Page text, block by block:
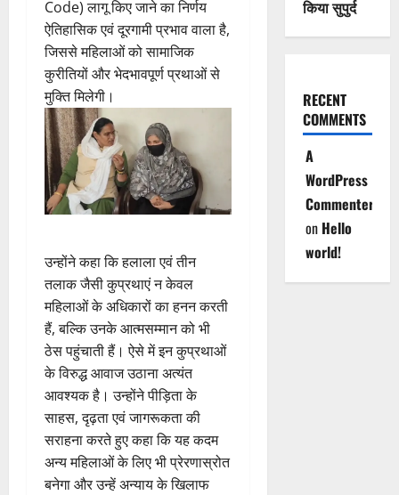
Code) लागू किए जाने का निर्णय
ऐतिहासिक एवं दूरगामी प्रभाव वाला है,
जिससे महिलाओं को सामाजिक
कुरीतियों और भेदभावपूर्ण प्रथाओं से
मुक्ति मिलेगी।
उन्होंने कहा कि हलाला एवं तीन
तलाक जैसी कुप्रथाएं न केवल
महिलाओं के अधिकारों का हनन करती
हैं, बल्कि उनके आत्मसम्मान को भी
ठेस पहुंचाती हैं। ऐसे में इन कुप्रथाओं
के विरुद्ध आवाज उठाना अत्यंत
आवश्यक है। उन्होंने पीड़िता के
साहस, दृढ़ता एवं जागरूकता की
सराहना करते हुए कहा कि यह कदम
अन्य महिलाओं के लिए भी प्रेरणास्रोत
बनेगा और उन्हें अन्याय के खिलाफ
किया सुपुर्द
RECENT
COMMENTS
A
WordPress
Commenter
on Hello
world!